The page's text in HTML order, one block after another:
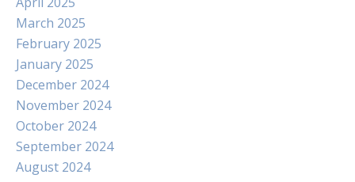
March 2025
February 2025
January 2025
December 2024
November 2024
October 2024
September 2024
August 2024